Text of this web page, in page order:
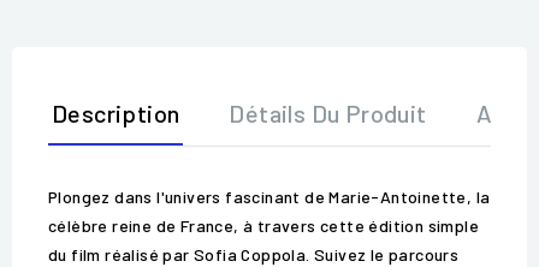
Description Détails Du Produit Avis
Plongez dans l'univers fascinant de Marie-Antoinette, la
célèbre reine de France, à travers cette édition simple
du film réalisé par Sofia Coppola. Suivez le parcours